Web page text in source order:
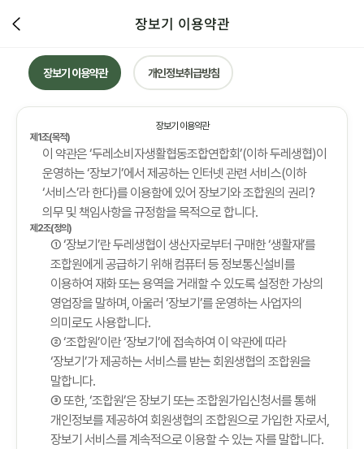
장보기 이용약관
장보기 이용약관 개인정보취급방침
장보기 이용약관
제1조(목적)
이 약관은 ‘두레소비자생활협동조합연합회’(이하 두레생협)이
운영하는 ‘장보기’에서 제공하는 인터넷 관련 서비스(이하
‘서비스’라 한다)를 이용함에 있어 장보기와 조합원의 권리?
의무 및 책임사항을 규정함을 목적으로 합니다.
제2조(정의)
① ‘장보기’란 두레생협이 생산자로부터 구매한 ‘생활재’를
조합원에게 공급하기 위해 컴퓨터 등 정보통신설비를
이용하여 재화 또는 용역을 거래할 수 있도록 설정한 가상의
영업장을 말하며, 아울러 ‘장보기’를 운영하는 사업자의
의미로도 사용합니다.
② ‘조합원’이란 ‘장보기’에 접속하여 이 약관에 따라
‘장보기’가 제공하는 서비스를 받는 회원생협의 조합원을
말합니다.
③ 또한, ‘조합원’은 장보기 또는 조합원가입신청서를 통해
개인정보를 제공하여 회원생협의 조합원으로 가입한 자로서,
장보기 서비스를 계속적으로 이용할 수 있는 자를 말합니다.